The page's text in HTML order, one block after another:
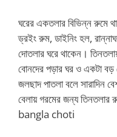
ঘরের একতলার বিভিন্ন রুমে
ড্রইং রুম, ডাইনিং হল,
দোতলার ঘরে থাকেন।
বোনদের পড়ার ঘর ও একটা বড়
জলছাদ পাতলা বলে সারাদিন
বেলায় গরমের জন্য তিনতলার
bangla choti